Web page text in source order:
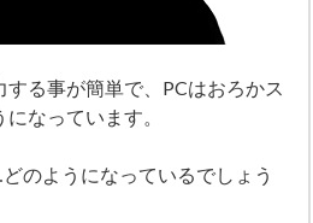
る事が簡単で、PCはおろかス
なっています。
のようになっているでしょう